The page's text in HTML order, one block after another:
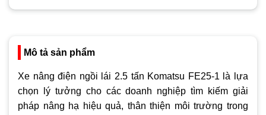
Mô tả sản phẩm
Xe nâng điện ngồi lái 2.5 tấn Komatsu FE25-1 là lựa
chọn lý tưởng cho các doanh nghiệp tìm kiếm giải
pháp nâng hạ hiệu quả, thân thiện môi trường trong